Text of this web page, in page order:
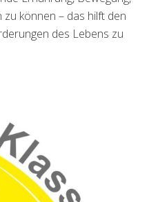
können – das hilft den
des Lebens zu